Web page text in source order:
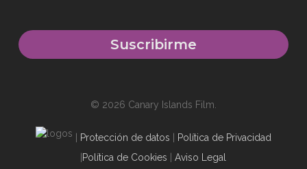
© 2026 Canary Islands Film.
Protección de datos
Política de Privacidad
Política de Cookies |Aviso Legal